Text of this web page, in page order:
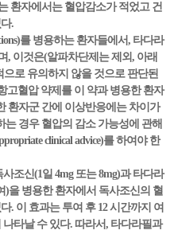
환자에서는 혈압감소가 적었고 건
.
를 병용하는 환자들에서, 타다라
, 이것은(알파차단제는 제외, 아래
로 유의하지 않을 것으로 판단된
고혈압 약제를 이 약과 병용한 환자
환자군 간에 이상반응에는 차이가
경우 혈압의 감소 가능성에 관해
clinical advice)를 하여야 한
사조신(1일 4mg 또는 8mg)과 타다라
)을 병용한 환자에서 독사조신의 혈
. 이 효과는 투여 후 12 시간까지 여
타날 수 있다. 따라서, 타다라필과